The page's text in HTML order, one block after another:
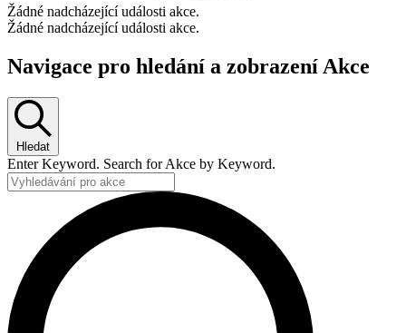
Žádné nadcházející události akce.
Žádné nadcházející události akce.
Navigace pro hledání a zobrazení Akce
Hledat
Enter Keyword. Search for Akce by Keyword.